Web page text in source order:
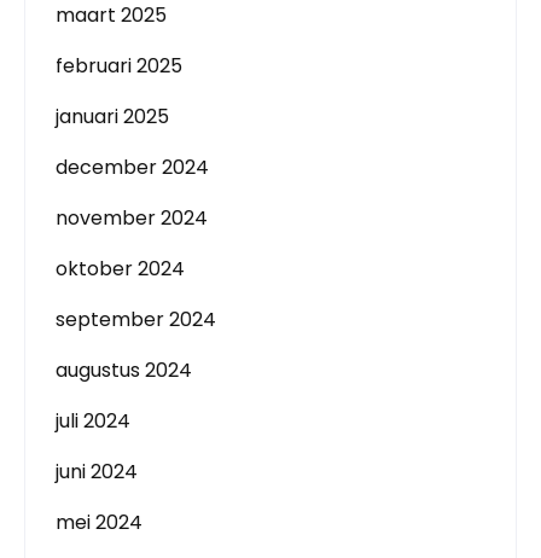
maart 2025
februari 2025
januari 2025
december 2024
november 2024
oktober 2024
september 2024
augustus 2024
juli 2024
juni 2024
mei 2024